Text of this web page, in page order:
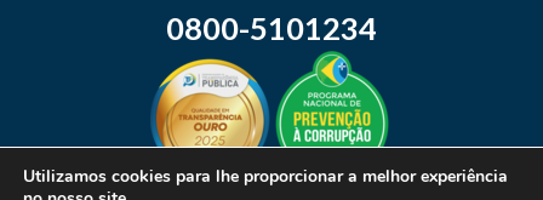
0800-5101234
Utilizamos cookies para lhe proporcionar a melhor experiência